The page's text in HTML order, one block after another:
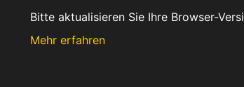
Bitte aktualisieren Sie Ihre Browser-
Mehr erfahren